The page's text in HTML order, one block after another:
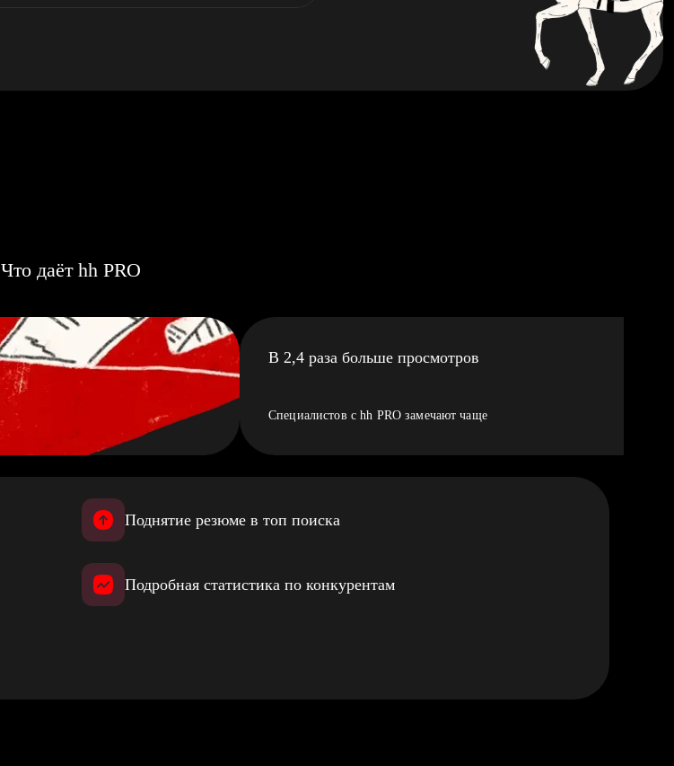
Что даёт hh PRO
В 2,4 раза больше просмотров
Специалистов с hh PRO замечают чаще
Поднятие резюме в топ поиска
Подробная статистика по конкурентам